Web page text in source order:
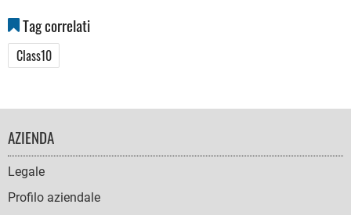
Tag correlati
Class10
FOOTER
NAVIGATION
AZIENDA
Legale
Profilo aziendale